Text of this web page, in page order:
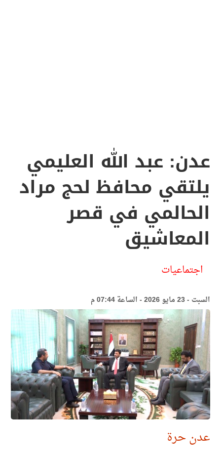
عدن: عبد الله العليمي
يلتقي محافظ لحج مراد
الحالمي في قصر
المعاشيق
اجتماعيات
السبت - 23 مايو 2026 - الساعة 07:44 م
عدن حرة